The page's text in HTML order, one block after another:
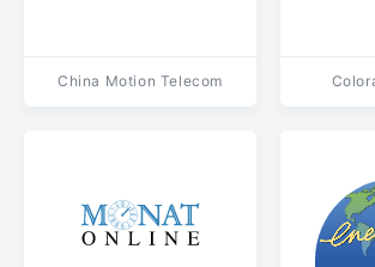
China Motion Telecom